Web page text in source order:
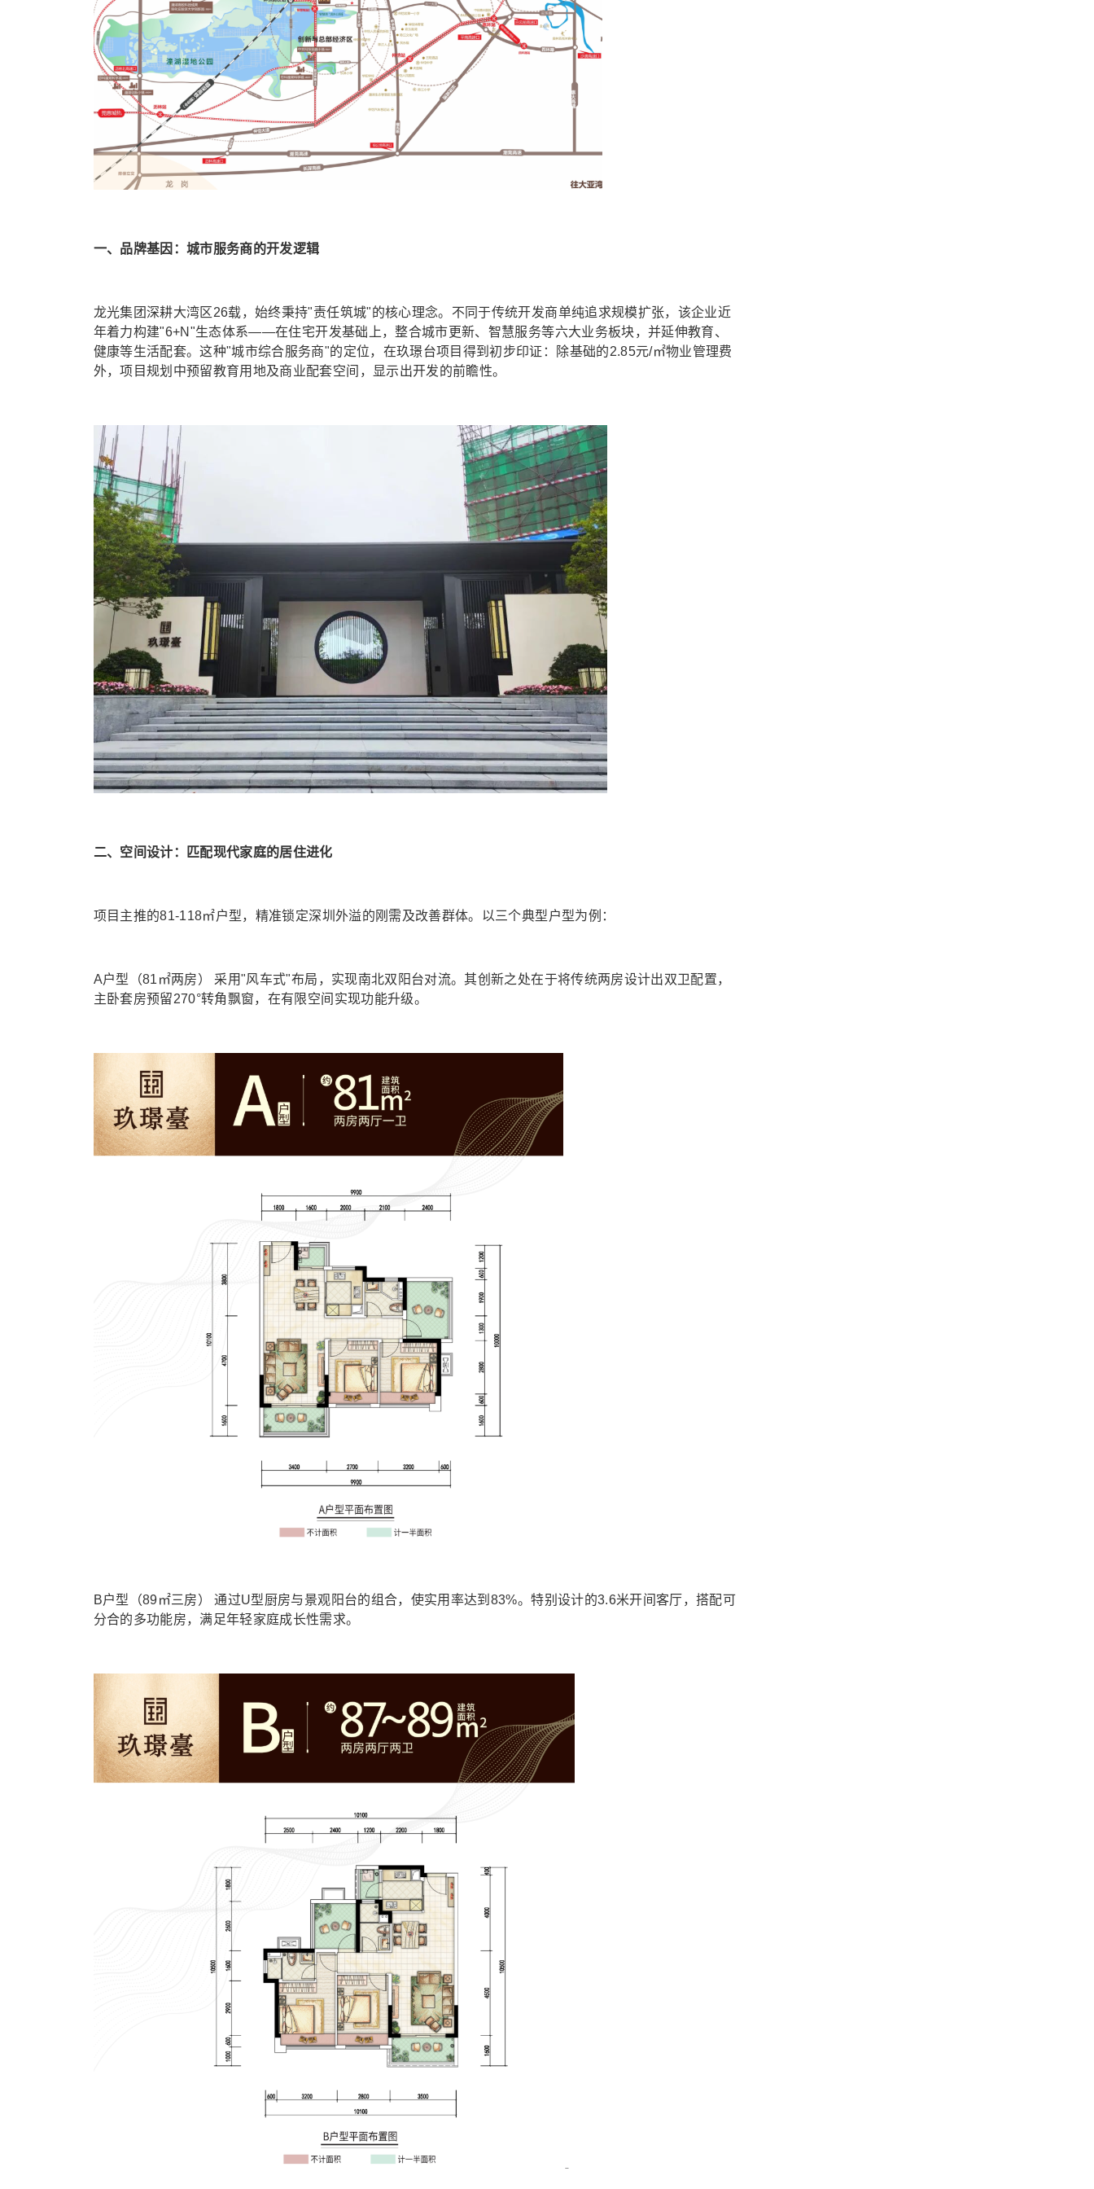
一、品牌基因：城市服务商的开发逻辑
龙光集团深耕大湾区26载，始终秉持"责任筑城"的核心理念。不同于传统开发商单纯追求规模扩张，该企业近
年着力构建"6+N"生态体系——在住宅开发基础上，整合城市更新、智慧服务等六大业务板块，并延伸教育、
健康等生活配套。这种"城市综合服务商"的定位，在玖璟台项目得到初步印证：除基础的2.85元/㎡物业管理费
外，项目规划中预留教育用地及商业配套空间，显示出开发的前瞻性。
二、空间设计：匹配现代家庭的居住进化
项目主推的81-118㎡户型，精准锁定深圳外溢的刚需及改善群体。以三个典型户型为例：
A户型（81㎡两房） 采用"风车式"布局，实现南北双阳台对流。其创新之处在于将传统两房设计出双卫配置，
主卧套房预留270°转角飘窗，在有限空间实现功能升级。
B户型（89㎡三房） 通过U型厨房与景观阳台的组合，使实用率达到83%。特别设计的3.6米开间客厅，搭配可
分合的多功能房，满足年轻家庭成长性需求。